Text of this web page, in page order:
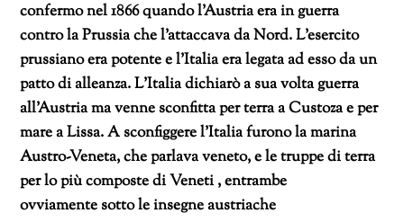
confermo nel 1866 quando l’Austria era in guerra
contro la Prussia che l’attaccava da Nord. L’esercito
prussiano era potente e l’Italia era legata ad esso da un
patto di alleanza. L’Italia dichiarò a sua volta guerra
all’Austria ma venne sconfitta per terra a Custoza e per
mare a Lissa.A sconfiggere l’Italia furono la marina
Austro-Veneta, che parlava veneto, e le truppe di terra
per lo più composte di Veneti , entrambe
ovviamente sotto le insegne austriache